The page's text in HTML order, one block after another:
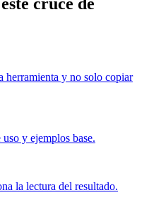
herramienta y no solo copiar
y ejemplos base.
la lectura del resultado.